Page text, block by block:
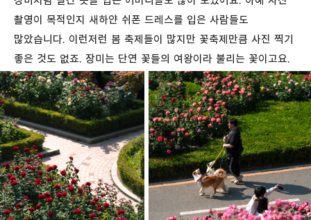
촬영이 목적인지 새하얀 쉬폰 드레스를 입은 사람들도
많았습니다. 이런저런 봄 축제들이 많지만 꽃축제만큼 사진 찍기
좋은 것도 없죠. 장미는 단연 꽃들의 여왕이라 불리는 꽃이고요.